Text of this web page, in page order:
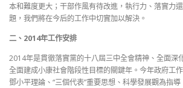
本和難度更大；干部作風有待改進，執行力、落實力
題，我們將在今后的工作中切實加以解決。
二、2014年工作安排
2014年是貫徹落實黨的十八屆三中全會精神、全面深
全面建成小康社會階段性目標的關鍵年。今年政府工
鄧小平理論、“三個代表”重要思想、科學發展觀為指